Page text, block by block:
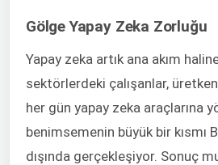
Gölge Yapay Zeka Zorluğu
Yapay zeka artık ana akım
sektörlerdeki çalışanlar,
her gün yapay zeka araçlarına
benimsemenin büyük bir kısmı
dışında gerçekleşiyor. Sonuç